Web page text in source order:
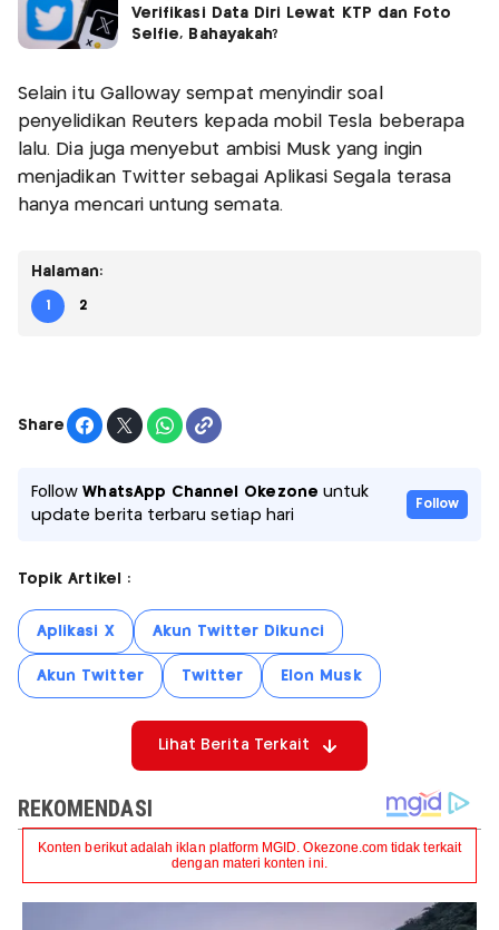
Verifikasi Data Diri Lewat KTP dan Foto
Selfie, Bahayakah?
Selain itu Galloway sempat menyindir soal
penyelidikan Reuters kepada mobil Tesla beberapa
lalu. Dia juga menyebut ambisi Musk yang ingin
menjadikan Twitter sebagai Aplikasi Segala terasa
hanya mencari untung semata.
Halaman:
1 2
Share
FollowWhatsApp Channel Okezone untuk
update berita terbaru setiap hari
Follow
Topik Artikel :
Aplikasi X Akun Twitter Dikunci
Akun Twitter Twitter Elon Musk
Lihat Berita Terkait